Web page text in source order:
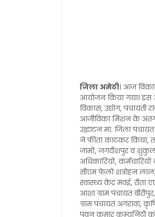
जिला अमेठी। आज
आयोजन किया गया। इस
विकास, उद्योग,
आजीविका मिशन के
उद्घाटन मा. जिला
ने फीता काटकर किया,
जामों, जगदीशपुर व शुकुल
अधिकारियों,
सीएम फेलो शत्रोहन लाल,
स्वास्थ्य केंद्र मवई, रीता
आशा ग्राम पंचायत
ग्राम पंचायत अगरावां,
पवन कुमार कम्युनिटी